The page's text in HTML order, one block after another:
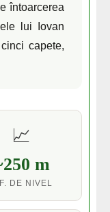
întoarcerea
lui Iovan
capete,
📈
m
DE NIVEL